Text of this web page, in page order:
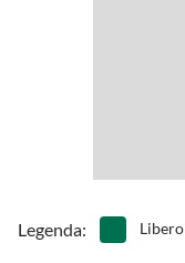
Legenda: Libero